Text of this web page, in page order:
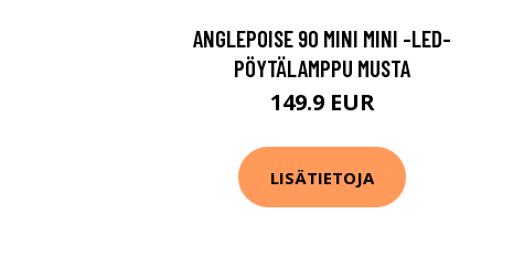
ANGLEPOISE 90 MINI MINI -LED-
PÖYTÄLAMPPU MUSTA
149.9 EUR
LISÄTIETOJA